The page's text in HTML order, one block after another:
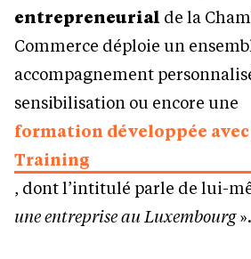
entrepreneurial de la
Commerce déploie un
accompagnement
sensibilisation ou encore une
formation développée avec
Training
, dont l’intitulé parle de lui-
une entreprise au Luxembourg».